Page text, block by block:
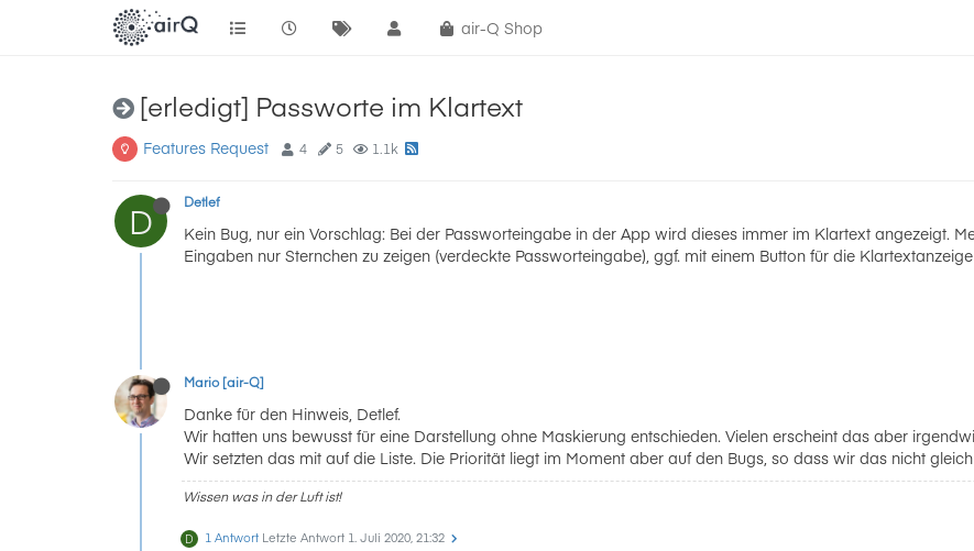
air-Q Shop
[erledigt] Passworte im Klartext
Features Request 4 5 1.1k
D Detlef
Kein Bug, nur ein Vorschlag: Bei der Passworteingabe in der App wird dieses immer im Klartext angezeigt.
Eingaben nur Sternchen zu zeigen (verdeckte Passworteingabe), ggf. mit einem Button für die Klartextanzeige
Mario [air-Q]
Danke für den Hinweis, Detlef.
Wir hatten uns bewusst für eine Darstellung ohne Maskierung entschieden. Vielen erscheint das aber
Wir setzten das mit auf die Liste. Die Priorität liegt im Moment aber auf den Bugs, so dass wir das nicht
Wissen was in der Luft ist!
D 1 Antwort Letzte Antwort 1. Juli 2020, 21:32